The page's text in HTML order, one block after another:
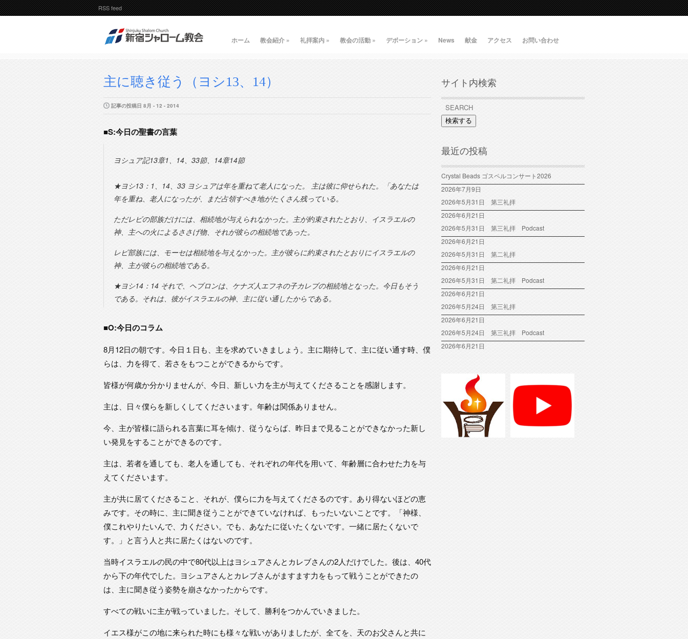
RSS feed
ホーム 教会紹介 » 礼拝案内 » 教会の活動 » デボーション » News 献金 アクセス お問い合わせ
主に聴き従う（ヨシ13、14）
記事の投稿日 8月 - 12 - 2014
■S:今日の聖書の言葉
ヨシュア記13章1、14、33節、14章14節
★ヨシ13：1、14、33 ヨシュアは年を重ねて老人になった。 主は彼に仰せられた。「あなたは
年を重ね、老人になったが、まだ占領すべき地がたくさん残っている。
ただレビの部族だけには、相続地が与えられなかった。主が約束されたとおり、イスラエルの
神、主への火によるささげ物、それが彼らの相続地であった。
レビ部族には、モーセは相続地を与えなかった。主が彼らに約束されたとおりにイスラエルの
神、主が彼らの相続地である。
★ヨシ14：14 それで、ヘブロンは、ケナズ人エフネの子カレブの相続地となった。今日もそう
である。それは、彼がイスラエルの神、主に従い通したからである。
■O:今日のコラム
8月12日の朝です。今日１日も、主を求めていきましょう。主に期待して、主に従い通す時、僕
らは、力を得て、若さをもつことができるからです。
皆様が何歳か分かりませんが、今日、新しい力を主が与えてくださることを感謝します。
主は、日々僕らを新しくしてくださいます。年齢は関係ありません。
今、主が皆様に語られる言葉に耳を傾け、従うならば、昨日まで見ることができなかった新し
い発見をすることができるのです。
主は、若者を通しても、老人を通しても、それぞれの年代を用いて、年齢層に合わせた力を与
えてくださいます。
主が共に居てくださること、それが、僕らに力を与えてくださるのです。あり得ないほどの恵
みです。その時に、主に聞き従うことができていなければ、もったいないことです。「神様、
僕これやりたいんで、力ください。でも、あなたに従いたくないです。一緒に居たくないで
す。」と言う人と共に居たくはないのです。
当時イスラエルの民の中で80代以上はヨシュアさんとカレブさんの2人だけでした。後は、40代
から下の年代でした。ヨシュアさんとカレブさんがますます力をもって戦うことができたの
は、主に聞き従う姿勢を崩さなかったからです。
すべての戦いに主が戦っていました。そして、勝利をつかんでいきました。
イエス様がこの地に来られた時にも様々な戦いがありましたが、全てを、天のお父さんと共に
サイト内検索
検索する
最近の投稿
Crystal Beads ゴスペルコンサート2026
2026年7月9日
2026年5月31日 第三礼拝
2026年6月21日
2026年5月31日 第三礼拝 Podcast
2026年6月21日
2026年5月31日 第二礼拝
2026年6月21日
2026年5月31日 第二礼拝 Podcast
2026年6月21日
2026年5月24日 第三礼拝
2026年6月21日
2026年5月24日 第三礼拝 Podcast
2026年6月21日